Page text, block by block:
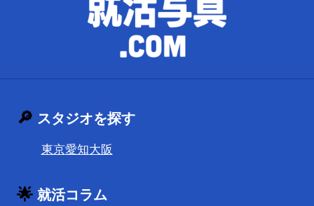
🔎 スタジオを探す
東京愛知大阪
🌟 就活コラム